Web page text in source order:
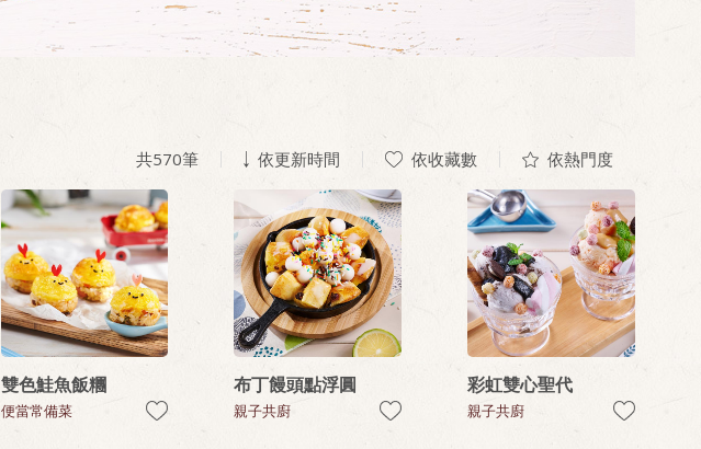
共570筆 依更新時間 依收藏數 依熱門度
雙色鮭魚飯糰
便當常備菜
布丁饅頭點浮圓
親子共廚
彩虹雙心聖代
親子共廚